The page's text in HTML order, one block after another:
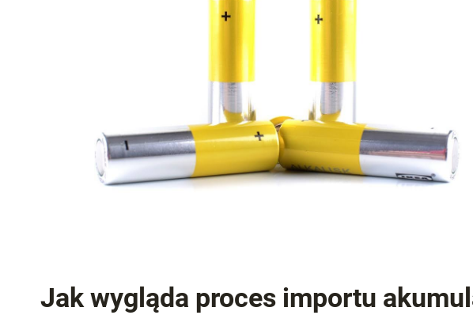
Jak wygląda proces importu